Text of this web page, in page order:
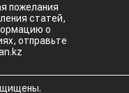
пожелания
статей,
о
отправьте